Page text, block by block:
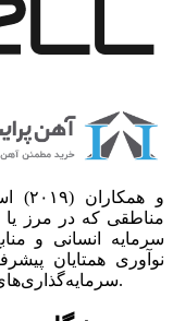
مناطقی که در مرز یا
سرمایه انسانی و
نوآوری همتایان
سرمایه‌گذاری‌‌‌های کلان در علم و فناوری، همچنان پابرجاست.